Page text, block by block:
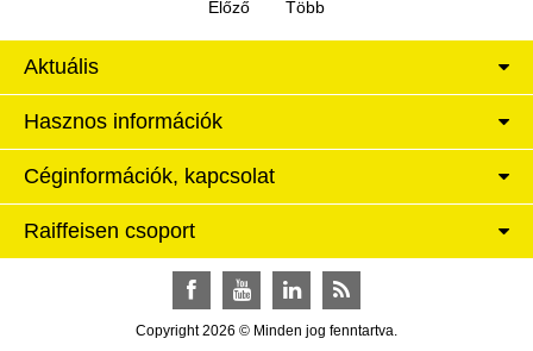
Aktuális
Hasznos információk
Céginformációk, kapcsolat
Raiffeisen csoport
Copyright 2026 © Minden jog fenntartva.
FacebookYouTubeLinkedInRSS